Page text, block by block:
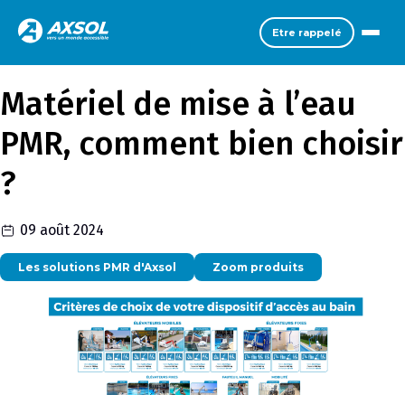
Etre rappelé
Matériel de mise à l’eau
PMR, comment bien choisir
?
09 août 2024
Les solutions PMR d'Axsol Zoom produits